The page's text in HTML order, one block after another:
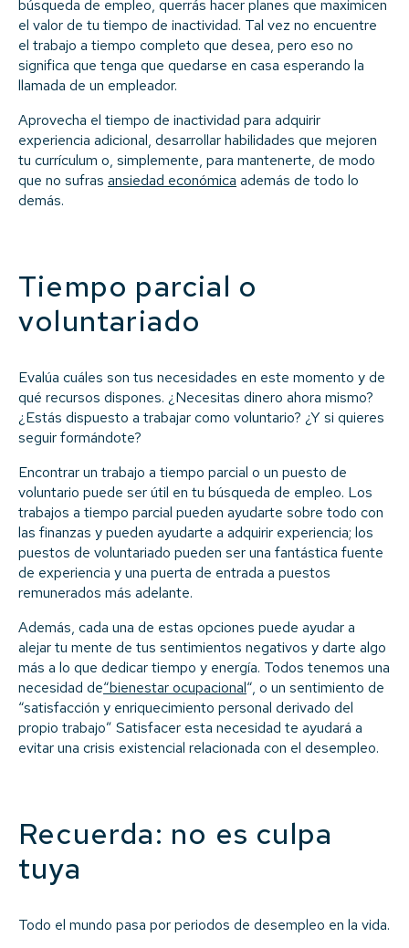
búsqueda de empleo, querrás hacer planes que maximicen
el valor de tu tiempo de inactividad. Tal vez no encuentre
el trabajo a tiempo completo que desea, pero eso no
significa que tenga que quedarse en casa esperando la
llamada de un empleador.
Aprovecha el tiempo de inactividad para adquirir
experiencia adicional, desarrollar habilidades que mejoren
tu currículum o, simplemente, para mantenerte, de modo
que no sufras ansiedad económica además de todo lo
demás.
Tiempo parcial o
voluntariado
Evalúa cuáles son tus necesidades en este momento y de
qué recursos dispones. ¿Necesitas dinero ahora mismo?
¿Estás dispuesto a trabajar como voluntario? ¿Y si quieres
seguir formándote?
Encontrar un trabajo a tiempo parcial o un puesto de
voluntario puede ser útil en tu búsqueda de empleo. Los
trabajos a tiempo parcial pueden ayudarte sobre todo con
las finanzas y pueden ayudarte a adquirir experiencia; los
puestos de voluntariado pueden ser una fantástica fuente
de experiencia y una puerta de entrada a puestos
remunerados más adelante.
Además, cada una de estas opciones puede ayudar a
alejar tu mente de tus sentimientos negativos y darte algo
más a lo que dedicar tiempo y energía. Todos tenemos una
necesidad de“bienestar ocupacional“, o un sentimiento de
“satisfacción y enriquecimiento personal derivado del
propio trabajo” Satisfacer esta necesidad te ayudará a
evitar una crisis existencial relacionada con el desempleo.
Recuerda: no es culpa
tuya
Todo el mundo pasa por periodos de desempleo en la vida.